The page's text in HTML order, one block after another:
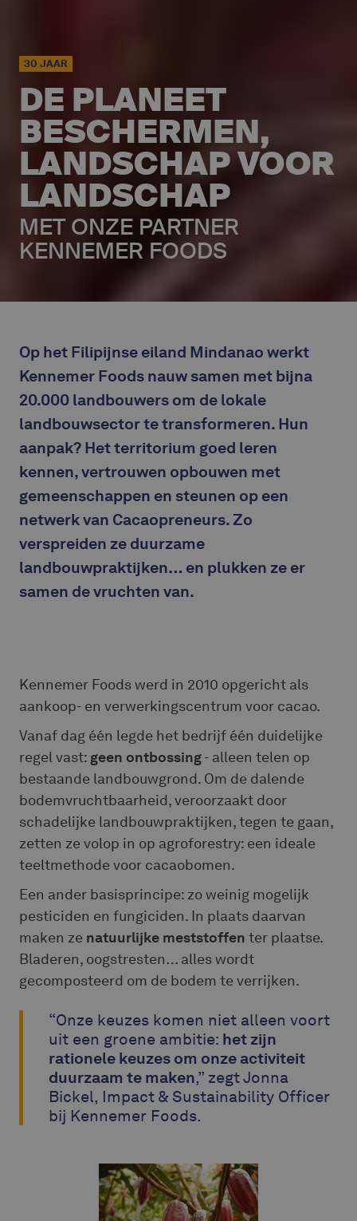
30 JAAR
DE PLANEET
BESCHERMEN,
LANDSCHAP VOOR
LANDSCHAP
MET ONZE PARTNER
KENNEMER FOODS
Op het Filipijnse eiland Mindanao werkt
Kennemer Foods nauw samen met bijna
20.000 landbouwers om de lokale
landbouwsector te transformeren. Hun
aanpak? Het territorium goed leren
kennen, vertrouwen opbouwen met
gemeenschappen en steunen op een
netwerk van Cacaopreneurs. Zo
verspreiden ze duurzame
landbouwpraktijken… en plukken ze er
samen de vruchten van.
Kennemer Foods werd in 2010 opgericht als
aankoop- en verwerkingscentrum voor cacao.
Vanaf dag één legde het bedrijf één duidelijke
regel vast: geen ontbossing- alleen telen op
bestaande landbouwgrond. Om de dalende
bodemvruchtbaarheid, veroorzaakt door
schadelijke landbouwpraktijken, tegen te gaan,
zetten ze volop in op agroforestry: een ideale
teeltmethode voor cacaobomen.
Een ander basisprincipe: zo weinig mogelijk
pesticiden en fungiciden. In plaats daarvan
maken ze natuurlijke meststoffen ter plaatse.
Bladeren, oogstresten… alles wordt
gecomposteerd om de bodem te verrijken.
“Onze keuzes komen niet alleen voort
uit een groene ambitie: het zijn
rationele keuzes om onze activiteit
duurzaam te maken,” zegt Jonna
Bickel, Impact & Sustainability Officer
bij Kennemer Foods.